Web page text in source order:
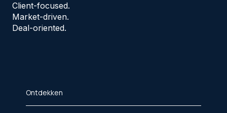
Client-focused.
Market-driven.
Deal-oriented.
Ontdekken